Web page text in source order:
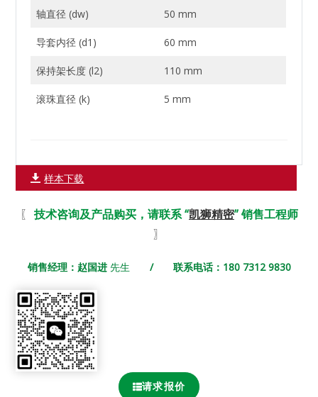
轴直径 (dw) 50 mm
导套内径 (d1) 60 mm
保持架长度 (l2) 110 mm
滚珠直径 (k) 5 mm
样本下载
〖 技术咨询及产品购买，请联系 “凯狮精密” 销售工程师
〗
销售经理：赵国进 先生 / 联系电话：180 7312 9830
请求报价